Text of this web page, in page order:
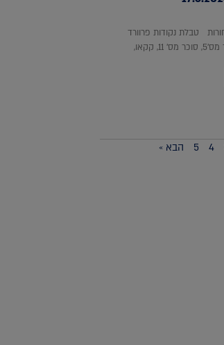
טבלת נקודות פרוורד
קקאו,
4
5 הבא »